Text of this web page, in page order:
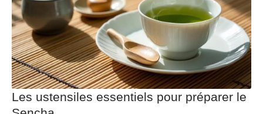
Les ustensiles essentiels pour préparer le